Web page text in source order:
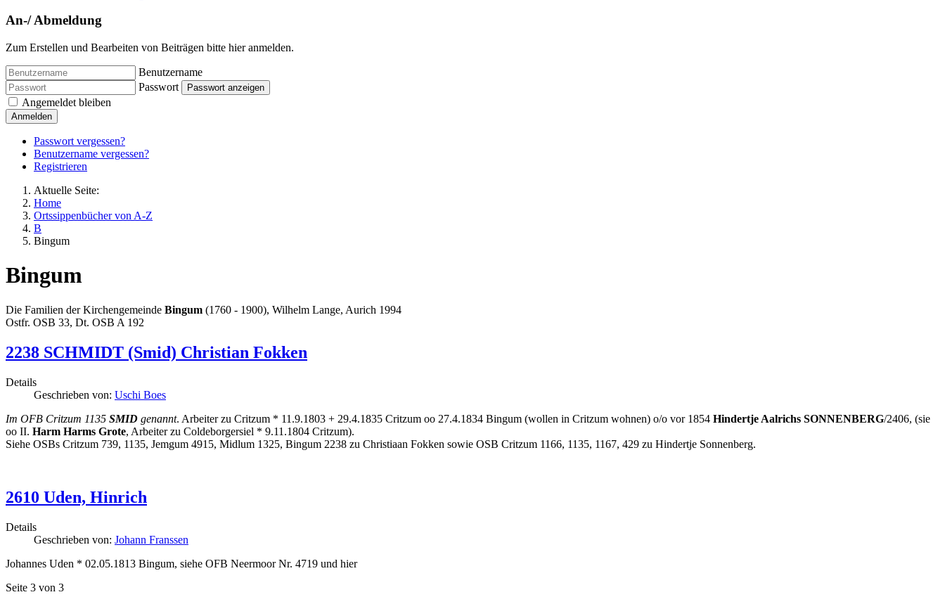
An-/ Abmeldung
Zum Erstellen und Bearbeiten von Beiträgen bitte hier anmelden.
Benutzername
Passwort
Passwort anzeigen
Angemeldet bleiben
Anmelden
Passwort vergessen?
Benutzername vergessen?
Registrieren
Aktuelle Seite:
Home
Ortssippenbücher von A-Z
B
Bingum
Bingum
Die Familien der Kirchengemeinde Bingum (1760 - 1900), Wilhelm Lange, Aurich 1994
Ostfr. OSB 33, Dt. OSB A 192
2238 SCHMIDT (Smid) Christian Fokken
Details
Geschrieben von: Uschi Boes
Im OFB Critzum 1135 SMID genannt. Arbeiter zu Critzum * 11.9.1803 + 29.4.1835 Critzum oo 27.4.1834 Bingum (wollen in Critzum wohnen) o/o vor 1854 Hindertje Aalrichs SONNENBERG/2406, (sie
oo II. Harm Harms Grote, Arbeiter zu Coldeborgersiel * 9.11.1804 Critzum).
Siehe OSBs Critzum 739, 1135, Jemgum 4915, Midlum 1325, Bingum 2238 zu Christiaan Fokken sowie OSB Critzum 1166, 1135, 1167, 429 zu Hindertje Sonnenberg.
2610 Uden, Hinrich
Details
Geschrieben von: Johann Franssen
Johannes Uden * 02.05.1813 Bingum, siehe OFB Neermoor Nr. 4719 und hier
Seite 3 von 3